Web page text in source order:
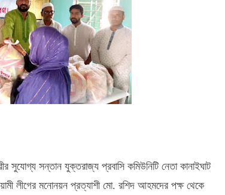
সুযোগ্য সন্তান যুক্তরাজ্য প্রবাসি কমিউনিটি নেতা কানাইঘাট
লীগের মনোনয়ন প্রত্যাশী মো. রশিদ আহমদের পক্ষ থেকে